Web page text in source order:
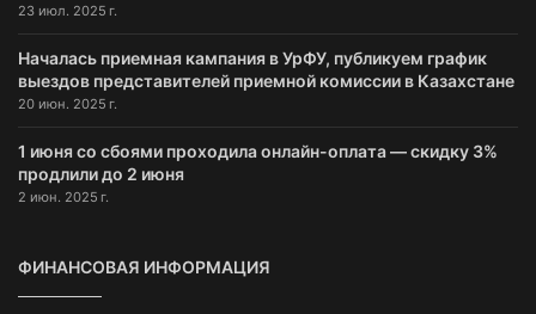
23 июл. 2025 г.
Началась приемная кампания в УрФУ, публикуем график
выездов представителей приемной комиссии в Казахстане
20 июн. 2025 г.
1 июня со сбоями проходила онлайн-оплата — скидку 3%
продлили до 2 июня
2 июн. 2025 г.
ФИНАНСОВАЯ ИНФОРМАЦИЯ